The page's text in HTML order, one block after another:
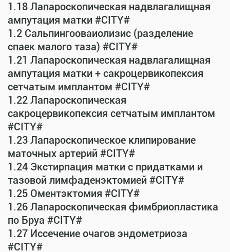
1.18 Лапароскопическая надвлагалищная
ампутация матки #CITY#
1.2 Сальпингооваиолизис (разделение
спаек малого таза) #CITY#
1.21 Лапароскопическая надвлагалищная
ампутация матки + сакроцервикопексия
сетчатым имплантом #CITY#
1.22 Лапароскопическая
сакроцервикопексия сетчатым имплантом
#CITY#
1.23 Лапароскопическое клипирование
маточных артерий #CITY#
1.24 Экстирпация матки с придатками и
тазовой лимфаденэктомией #CITY#
1.25 Оментэктомия #CITY#
1.26 Лапароскопическая фимбриопластика
по Бруа #CITY#
1.27 Иссечение очагов эндометриоза
#CITY#